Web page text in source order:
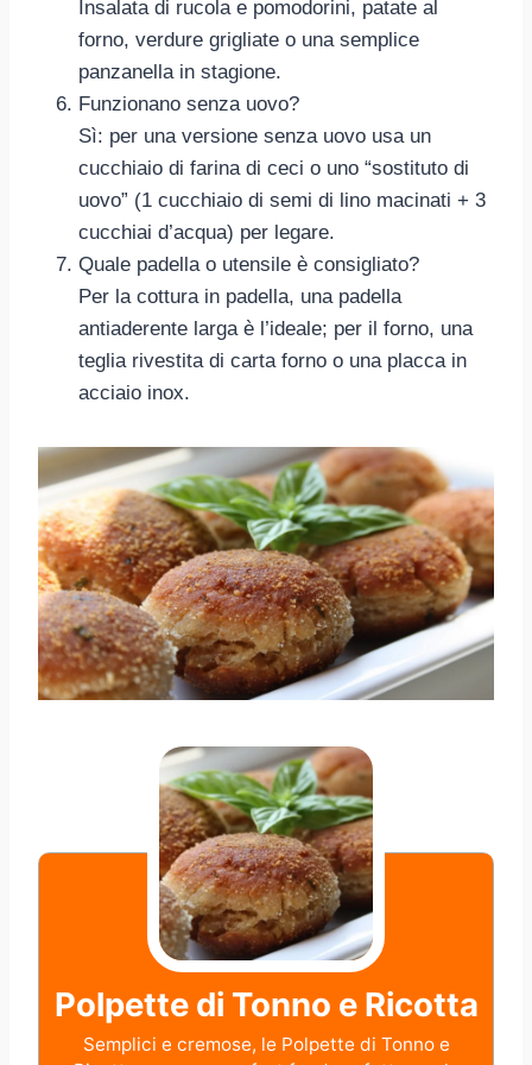
Insalata di rucola e pomodorini, patate al
forno, verdure grigliate o una semplice
panzanella in stagione.
Funzionano senza uovo?
Sì: per una versione senza uovo usa un
cucchiaio di farina di ceci o uno “sostituto di
uovo” (1 cucchiaio di semi di lino macinati + 3
cucchiai d’acqua) per legare.
Quale padella o utensile è consigliato?
Per la cottura in padella, una padella
antiaderente larga è l’ideale; per il forno, una
teglia rivestita di carta forno o una placca in
acciaio inox.
Polpette di Tonno e Ricotta
Semplici e cremose, le Polpette di Tonno e